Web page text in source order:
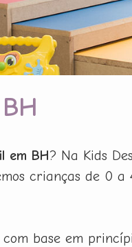
em BH? Na Kids
crianças de 0
com base em